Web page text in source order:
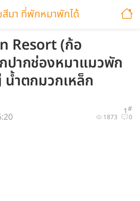
สีมา ที่พักหมาพักได้
Resort (ก้อ
ปากช่องหมาแมวพัก
น้ำตกมวกเหล็ก
1#
1873 0